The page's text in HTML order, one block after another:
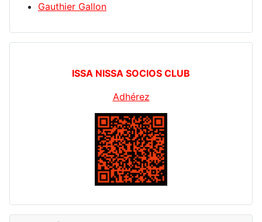
Gauthier Gallon
ISSA NISSA SOCIOS CLUB
Adhérez